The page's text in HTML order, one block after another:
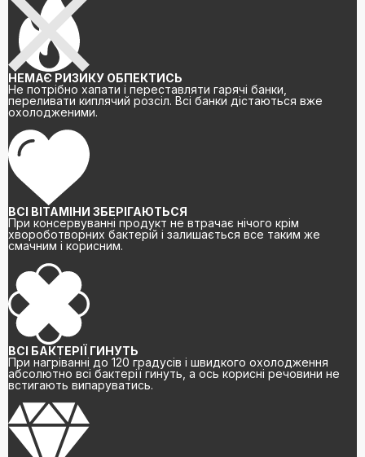
НЕМАЄ РИЗИКУ ОБПЕКТИСЬ
Не потрібно хапати і переставляти гарячі банки,
переливати киплячий розсіл. Всі банки дістаються вже
охолодженими.
ВСІ ВІТАМІНИ ЗБЕРІГАЮТЬСЯ
При консервуванні продукт не втрачає нічого крім
хвороботворних бактерій і залишається все таким же
смачним і корисним.
ВСІ БАКТЕРІЇ ГИНУТЬ
При нагріванні до 120 градусів і швидкого охолодження
абсолютно всі бактерії гинуть, а ось корисні речовини не
встигають випаруватись.